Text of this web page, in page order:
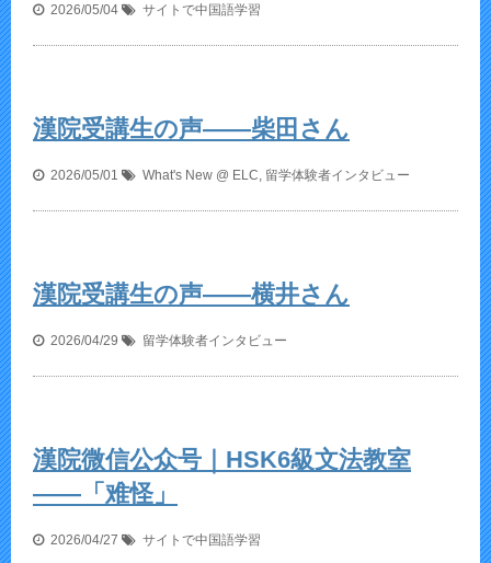
2026/05/04 サイトで中国語学習
漢院受講生の声——柴田さん
2026/05/01 What's New @ ELC 留学体験者インタビュー
漢院受講生の声——横井さん
2026/04/29 留学体験者インタビュー
漢院微信公众号｜HSK6級文法教室
——「难怪」
2026/04/27 サイトで中国語学習